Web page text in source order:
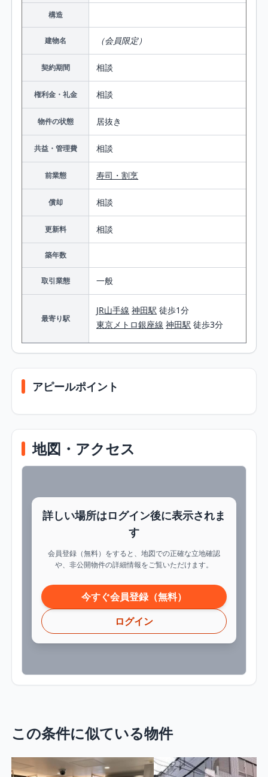
構造
建物名 （会員限定）
契約期間 相談
権利金・礼金 相談
物件の状態 居抜き
共益・管理費 相談
前業態 寿司・割烹
償却 相談
更新料 相談
築年数
取引業態 一般
最寄り駅
JR山手線 神田駅 徒歩1分
東京メトロ銀座線 神田駅 徒歩3分
アピールポイント
地図・アクセス
詳しい場所はログイン後に表示されま
す
会員登録（無料）をすると、地図での正確な立地確認
や、非公開物件の詳細情報をご覧いただけます。
今すぐ会員登録（無料）
ログイン
この条件に似ている物件